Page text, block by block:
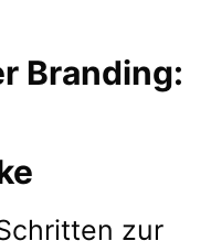
Branding:
zur